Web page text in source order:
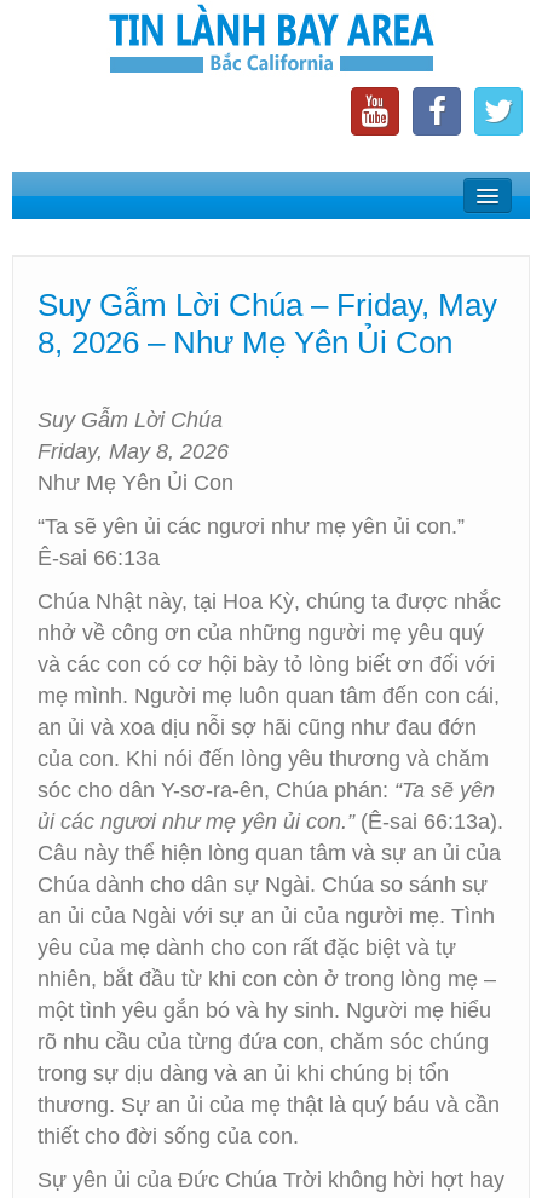
Home
Phát Thanh Tin Lành Bay Area
Các Hội Thánh Bắc California
Suy Gẫm Lời Chúa – Friday, May
8, 2026 – Như Mẹ Yên Ủi Con
Suy Gẫm Lời Chúa
Friday, May 8, 2026
Như Mẹ Yên Ủi Con
“Ta sẽ yên ủi các ngươi như mẹ yên ủi con.”
Ê-sai 66:13a
Chúa Nhật này, tại Hoa Kỳ, chúng ta được nhắc
nhở về công ơn của những người mẹ yêu quý
và các con có cơ hội bày tỏ lòng biết ơn đối với
mẹ mình. Người mẹ luôn quan tâm đến con cái,
an ủi và xoa dịu nỗi sợ hãi cũng như đau đớn
của con. Khi nói đến lòng yêu thương và chăm
sóc cho dân Y-sơ-ra-ên, Chúa phán: “Ta sẽ yên
ủi các ngươi như mẹ yên ủi con.”(Ê-sai 66:13a).
Câu này thể hiện lòng quan tâm và sự an ủi của
Chúa dành cho dân sự Ngài. Chúa so sánh sự
an ủi của Ngài với sự an ủi của người mẹ. Tình
yêu của mẹ dành cho con rất đặc biệt và tự
nhiên, bắt đầu từ khi con còn ở trong lòng mẹ –
một tình yêu gắn bó và hy sinh. Người mẹ hiểu
rõ nhu cầu của từng đứa con, chăm sóc chúng
trong sự dịu dàng và an ủi khi chúng bị tổn
thương. Sự an ủi của mẹ thật là quý báu và cần
thiết cho đời sống của con.
Sự yên ủi của Đức Chúa Trời không hời hợt hay